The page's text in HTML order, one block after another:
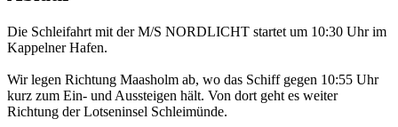
Die Schleifahrt mit der M/S NORDLICHT startet um 10:30 Uhr im
Kappelner Hafen.
Wir legen Richtung Maasholm ab, wo das Schiff gegen 10:55 Uhr
kurz zum Ein- und Aussteigen hält. Von dort geht es weiter
Richtung der Lotseninsel Schleimünde.